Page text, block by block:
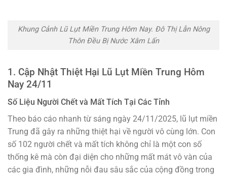
Khung Cảnh Lũ Lụt Miền Trung Hôm Nay. Đô Thị Lẫn Nông
Thôn Đều Bị Nước Xâm Lấn
1. Cập Nhật Thiệt Hại Lũ Lụt Miền Trung Hôm
Nay 24/11
Số Liệu Người Chết và Mất Tích Tại Các Tỉnh
Theo báo cáo nhanh từ sáng ngày 24/11/2025, lũ lụt miền
Trung đã gây ra những thiệt hại về người vô cùng lớn. Con
số 102 người chết và mất tích không chỉ là một con số
thống kê mà còn đại diện cho những mất mát vô vàn của
các gia đình, những nỗi đau sâu sắc của cộng đồng trong